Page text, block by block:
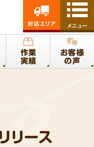
作業
実績
お客様
の声
対応エリア メニュー
リース